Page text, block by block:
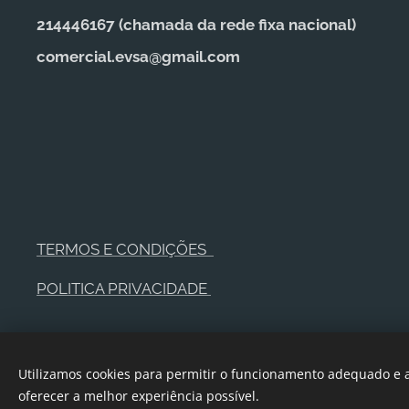
214446167 (chamada da rede fixa nacional)
comercial.evsa@gmail.com
TERMOS E CONDIÇÕES
POLITICA PRIVACIDADE
Utilizamos cookies para permitir o funcionamento adequado e
oferecer a melhor experiência possível.